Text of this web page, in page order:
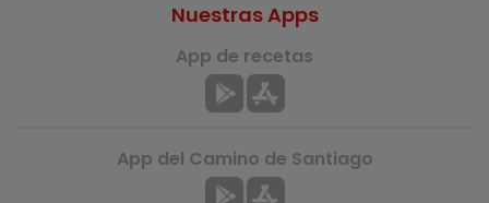
Nuestras Apps
App de recetas
App del Camino de Santiago